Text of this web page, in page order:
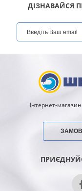
ДІЗНАВАЙСЯ
Інтернет-